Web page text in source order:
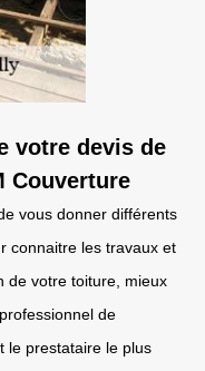
votre devis de
Couverture
vous donner différents
connaitre les travaux et
de votre toiture, mieux
de
le prestataire le plus